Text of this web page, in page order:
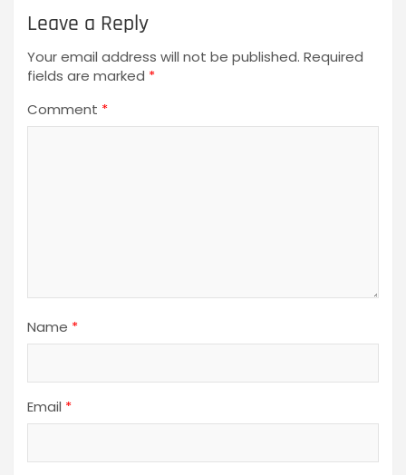
Leave a Reply
Your email address will not be published. Required
fields are marked *
Comment *
Name *
Email *